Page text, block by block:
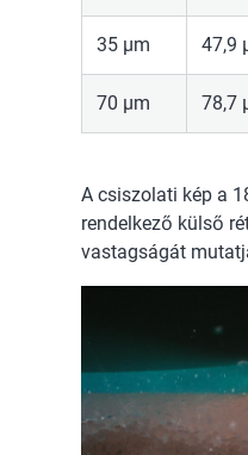
35 µm 47,9
70 µm 78,7
A csiszolati kép a
rendelkező külső
vastagságát